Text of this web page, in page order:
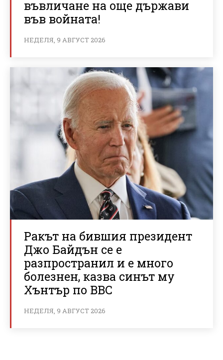
въвличане на още държави
във войната!
НЕДЕЛЯ, 9 АВГУСТ 2026
Ракът на бившия президент
Джо Байдън се е
разпространил и е много
болезнен, казва синът му
Хънтър по BBC
НЕДЕЛЯ, 9 АВГУСТ 2026